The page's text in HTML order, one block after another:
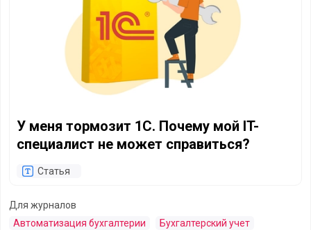
У меня тормозит 1С. Почему мой IT-
специалист не может справиться?
Статья
Для журналов
Автоматизация бухгалтерии
Бухгалтерский учет